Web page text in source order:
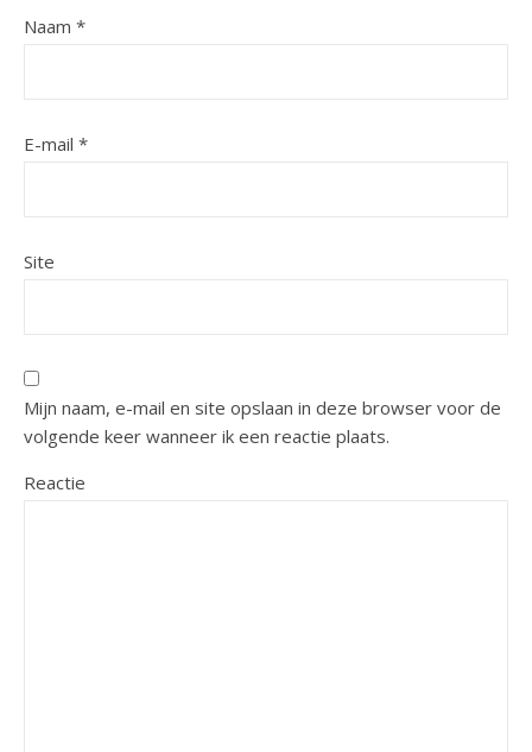
Naam *
E-mail *
Site
Mijn naam, e-mail en site opslaan in deze browser voor de
volgende keer wanneer ik een reactie plaats.
Reactie